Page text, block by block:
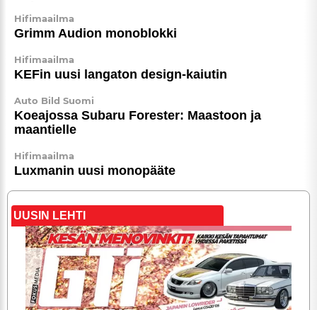
Hifimaailma
Grimm Audion monoblokki
Hifimaailma
KEFin uusi langaton design-kaiutin
Auto Bild Suomi
Koeajossa Subaru Forester: Maastoon ja
maantielle
Hifimaailma
Luxmanin uusi monopääte
UUSIN LEHTI